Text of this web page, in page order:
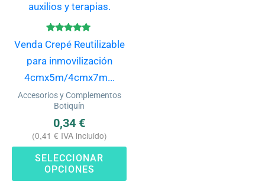
Valorado
con
de 5
Venda Crepé Reutilizable
para inmovilización
4cmx5m/4cmx7m...
Accesorios y Complementos
Botiquín
0,34 €
(0,41 € IVA incluido)
SELECCIONAR
OPCIONES